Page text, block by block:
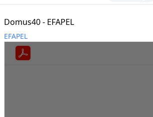
Domus40 - EFAPEL
EFAPEL